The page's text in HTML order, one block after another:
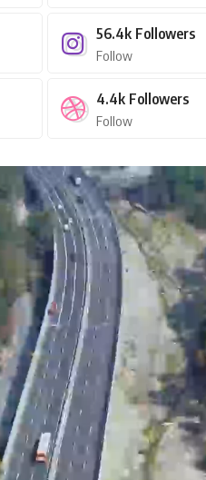
56.4k Followers
Follow
4.4k Followers
Follow